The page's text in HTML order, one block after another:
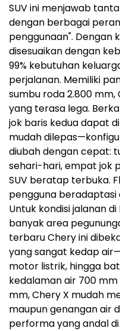
SUV ini menjawab
dengan berbagai
penggunaan". Dengan
disesuaikan dengan
99% kebutuhan
perjalanan. Memiliki
sumbu roda 2.800 mm,
yang terasa lega.
jok baris kedua dapat
mudah
diubah dengan cepat:
sehari-hari, empat jok
SUV beratap terbuka.
pengguna
Untuk kondisi jalanan di
banyak area
terbaru Chery ini
yang sangat kedap
motor listrik, hingga
kedalaman air 700 mm
mm, Chery X mudah
maupun genangan air
performa yang andal